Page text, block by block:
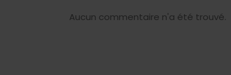
Aucun commentaire n'a été trouvé.